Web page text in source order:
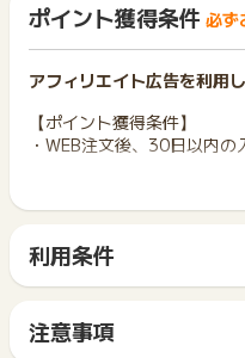
ポイント獲得条件 必ず
アフィリエイト広告を利用
【ポイント獲得条件】
・WEB注文後、30日以内の
・不正（受取人や住所不明
・LINE経由の購入
・＜取り置き予約サービス
＜来店予約＞＜リモート
の購入
利用条件
サイトに移動してからお申
間に、同じブラウザ（※）
注意事項